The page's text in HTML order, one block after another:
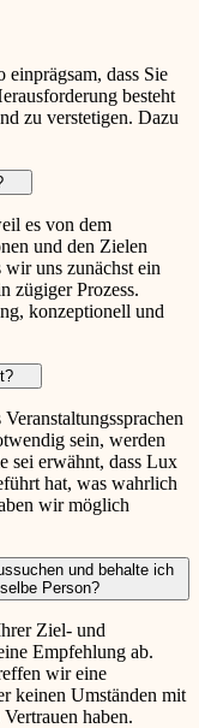
dass Sie
besteht
zu verstetigen. Dazu
es von dem
und den Zielen
wir uns zunächst ein
zügiger Prozess.
konzeptionell und
sein, werden
sei erwähnt, dass Lux
hat, was wahrlich
wir möglich
und behalte ich
Person?
Ziel- und
Empfehlung ab.
wir eine
keinen Umständen mit
haben.